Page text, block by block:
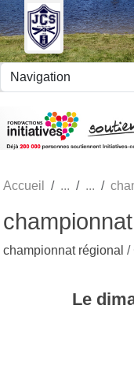
Accueil
championnat régional /
Le
Panneau de gestion